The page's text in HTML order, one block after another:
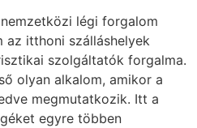
légi forgalom
az itthoni szálláshelyek
szolgáltatók forgalma.
olyan alkalom, amikor a
megmutatkozik. Itt a
egyre többen